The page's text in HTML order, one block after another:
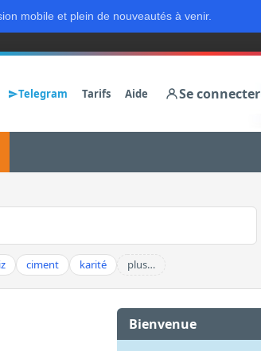
mobile et plein de nouveautés à venir.
Telegram Tarifs Aide Se connecter
ciment karité plus…
Bienvenue